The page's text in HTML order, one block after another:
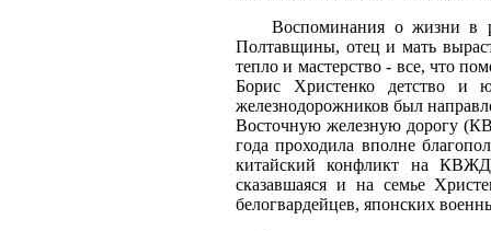
Воспоминания о жизни в
Полтавщины, отец и мать
тепло и мастерство - все, что
Борис Христенко детство и
железнодорожников был
Восточную железную дорогу
года проходила вполне
китайский конфликт на КВЖД.
сказавшаяся и на семье
белогвардейцев, японских